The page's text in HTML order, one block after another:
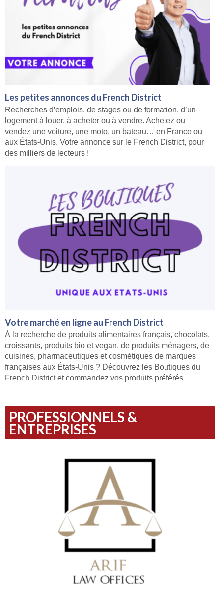
Les petites annonces du French District
Recherches d’emplois, de stages ou de formation, d’un
logement à louer, à acheter ou à vendre. Achetez ou
vendez une voiture, une moto, un bateau… en France ou
aux États-Unis. Votre annonce sur le French District, pour
des milliers de lecteurs !
Votre marché en ligne au French District
À la recherche de produits alimentaires français, chocolats,
croissants, produits bio et vegan, de produits ménagers, de
cuisines, pharmaceutiques et cosmétiques de marques
françaises aux États-Unis ? Découvrez les Boutiques du
French District et commandez vos produits préférés.
PROFESSIONNELS &
ENTREPRISES